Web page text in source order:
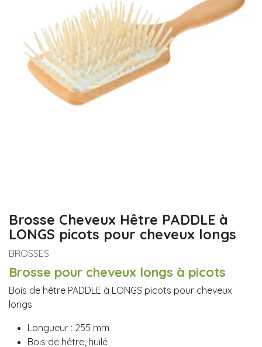
Brosse Cheveux Hêtre PADDLE à
LONGS picots pour cheveux longs
BROSSES
Brosse pour cheveux longs à picots
Bois de hêtre PADDLE à LONGS picots pour cheveux
longs
Longueur : 255 mm
Bois de hêtre, huilé